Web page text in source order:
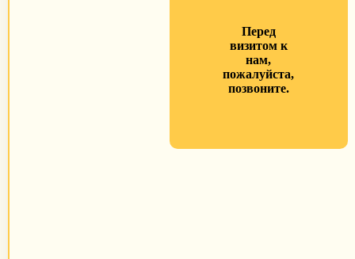
Перед
визитом к
нам,
пожалуйста,
позвоните.